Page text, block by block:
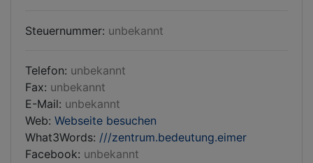
Steuernummer: unbekannt
Telefon: unbekannt
Fax: unbekannt
E-Mail: unbekannt
Web: Webseite besuchen
What3Words: ///zentrum.bedeutung.eimer
Facebook: unbekannt